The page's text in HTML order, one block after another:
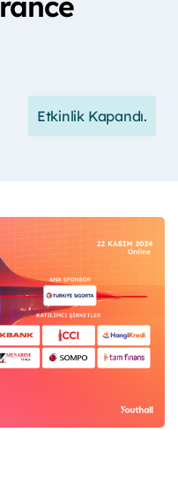
Etkinlik Kapandı.